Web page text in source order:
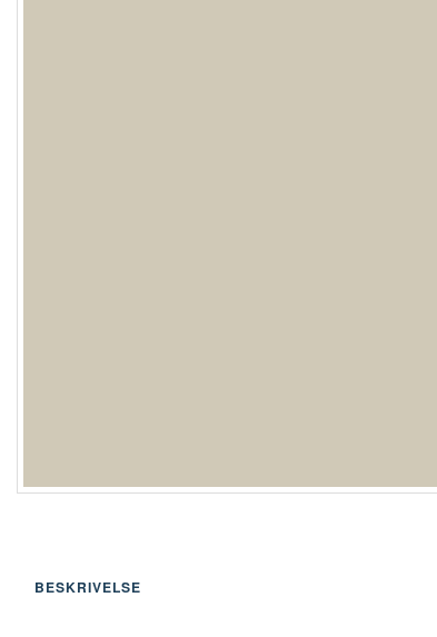
BESKRIVELSE